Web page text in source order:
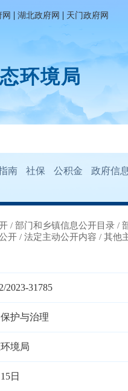
| 湖北政府网 | 天门政府网
环境局
南 社保 公积金 政府信
/ 部门和乡镇信息公开目录 /
开 / 法定主动公开内容 / 其他
2023-31785
护与治理
境局
日